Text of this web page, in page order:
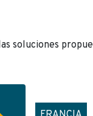
soluciones